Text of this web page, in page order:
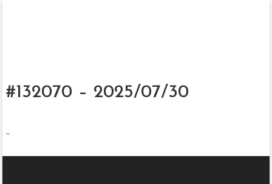
#132070 – 2025/07/30
–